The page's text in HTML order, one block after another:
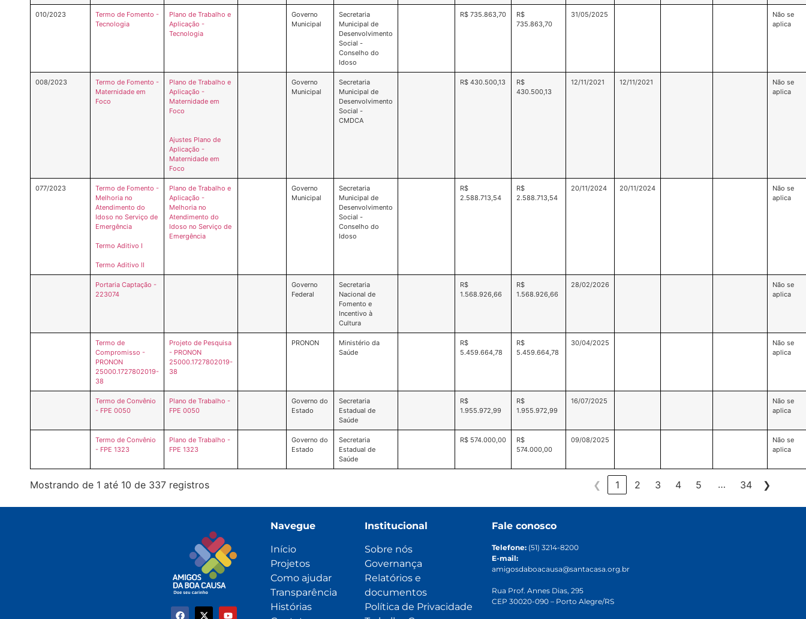
010/2023
Termo de Fomento -
Tecnologia
Plano de Trabalho e
Aplicação -
Tecnologia
Governo
Municipal
Secretaria
Municipal de
Desenvolvimento
Social -
Conselho do
Idoso
R$ 735.863,70
R$
735.863,70
31/05/2025
Não se
aplica
008/2023
Termo de Fomento -
Maternidade em
Foco
Plano de Trabalho e
Aplicação -
Maternidade em
Foco
Ajustes Plano de
Aplicação -
Maternidade em
Foco
Governo
Municipal
Secretaria
Municipal de
Desenvolvimento
Social -
CMDCA
R$ 430.500,13
R$
430.500,13
12/11/2021 12/11/2021
Não se
aplica
077/2023
Termo de Fomento -
Melhoria no
Atendimento do
Idoso no Serviço de
Emergência
Termo Aditivo I
Termo Aditivo II
Plano de Trabalho e
Aplicação -
Melhoria no
Atendimento do
Idoso no Serviço de
Emergência
Governo
Municipal
Secretaria
Municipal de
Desenvolvimento
Social -
Conselho do
Idoso
R$
2.588.713,54
R$
2.588.713,54
20/11/2024 20/11/2024
Não se
aplica
Portaria Captação -
223074
Governo
Federal
Secretaria
Nacional de
Fomento e
Incentivo à
Cultura
R$
1.568.926,66
R$
1.568.926,66
28/02/2026
Não se
aplica
Termo de
Compromisso -
PRONON
25000.1727802019-
38
Projeto de Pesquisa
- PRONON
25000.1727802019-
38
PRONON
Ministério da
Saúde
R$
5.459.664,78
R$
5.459.664,78
30/04/2025
Não se
aplica
Termo de Convênio
- FPE 0050
Plano de Trabalho -
FPE 0050
Governo do
Estado
Secretaria
Estadual de
Saúde
R$
1.955.972,99
R$
1.955.972,99
16/07/2025
Não se
aplica
Termo de Convênio
- FPE 1323
Plano de Trabalho -
FPE 1323
Governo do
Estado
Secretaria
Estadual de
Saúde
R$ 574.000,00
R$
574.000,00
09/08/2025
Não se
aplica
Mostrando de 1 até 10 de 337 registros ❮ 1 2 3 4 5 … 34 ❯
Navegue
Início
Projetos
Como ajudar
Transparência
Histórias
Institucional
Sobre nós
Governança
Relatórios e
documentos
Política de Privacidade
Fale conosco
Telefone: (51) 3214-8200
E-mail:
amigosdaboacausa@santacasa.org.br
Rua Prof. Annes Dias, 295
CEP 30020-090 – Porto Alegre/RS